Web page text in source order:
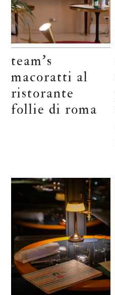
team’s
macoratti al
ristorante
follie di roma